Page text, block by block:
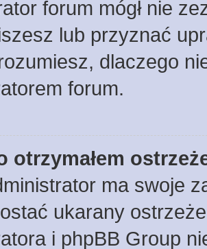
forum mógł nie
lub przyznać
dlaczego
forum.
otrzymałem
ma swoje
ukarany
i phpBB Group